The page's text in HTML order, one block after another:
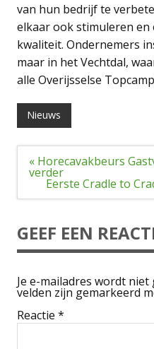
van hun bedrijf te
elkaar ook stimuleren
kwaliteit. Ondernemers
maar in het Vechtdal,
alle Overijsselse
Nieuws
Bericht
navigatie
« Horecavakbeurs
verder
Eerste Cradle to
GEEF EEN
Je e-mailadres wordt niet
velden zijn gemarkeerd
Reactie *